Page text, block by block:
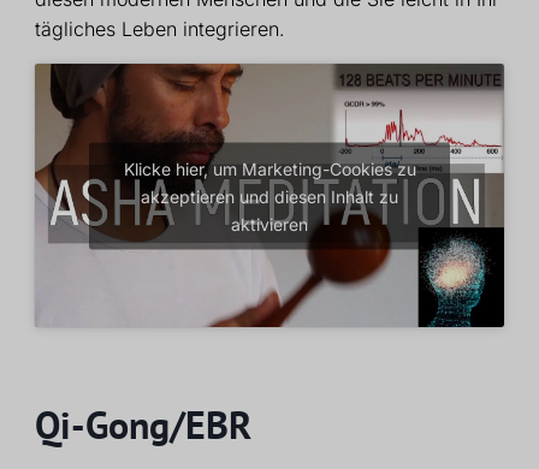
tägliches Leben integrieren.
Klicke hier, um Marketing-Cookies zu
akzeptieren und diesen Inhalt zu
aktivieren
Qi-Gong/EBR